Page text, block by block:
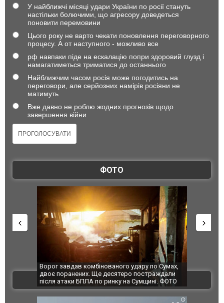
У найближчі місяці удари України по росії стануть
настільки болючими, що агресору доведеться
поновити перемовини
Цього року не варто чекати поновлення переговорного
процесу. А от наступного - можливо все
рф навпаки піде на ескалацію попри здоровий глузд і
намагатиметься триматися до останнього
Найближчим часом росія може погодитись на
переговори, але серйозних намірів росіяни не
матимуть
Вже давно не роблю жодних прогнозів щодо
завершення війни
ФОТО
Ворог завдав комбінованого удару по Сумах,
двоє поранених. Ще десятеро постраждали
після атаки БПЛА по ринку на Сумщині. ФОТО
За 2000
склад
ВІДЕО